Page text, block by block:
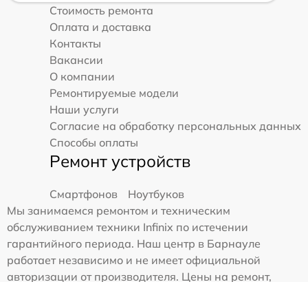
Стоимость ремонта
Оплата и доставка
Контакты
Вакансии
О компании
Ремонтируемые модели
Наши услуги
Согласие на обработку персональных данных
Способы оплаты
Ремонт устройств
Смартфонов
Ноутбуков
Мы занимаемся ремонтом и техническим
обслуживанием техники Infinix по истечении
гарантийного периода. Наш центр в Барнауле
работает независимо и не имеет официальной
авторизации от производителя. Цены на ремонт,